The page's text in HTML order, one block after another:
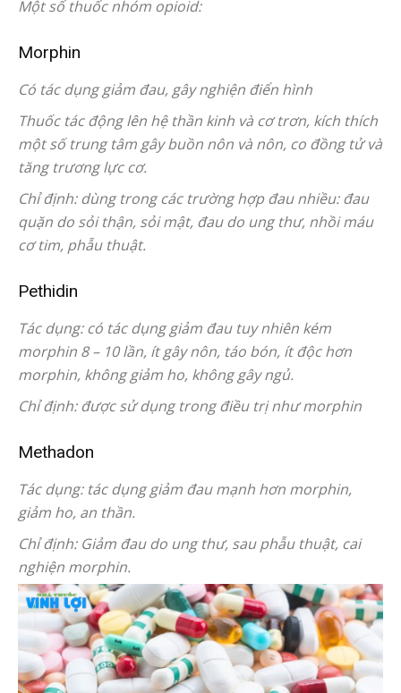
Một số thuốc nhóm opioid:
Morphin
Có tác dụng giảm đau, gây nghiện điển hình
Thuốc tác động lên hệ thần kinh và cơ trơn, kích thích
một số trung tâm gây buồn nôn và nôn, co đồng tử và
tăng trương lực cơ.
Chỉ định: dùng trong các trường hợp đau nhiều: đau
quặn do sỏi thận, sỏi mật, đau do ung thư, nhồi máu
cơ tim, phẫu thuật.
Pethidin
Tác dụng: có tác dụng giảm đau tuy nhiên kém
morphin 8 – 10 lần, ít gây nôn, táo bón, ít độc hơn
morphin, không giảm ho, không gây ngủ.
Chỉ định: được sử dụng trong điều trị như morphin
Methadon
Tác dụng: tác dụng giảm đau mạnh hơn morphin,
giảm ho, an thần.
Chỉ định: Giảm đau do ung thư, sau phẫu thuật, cai
nghiện morphin.